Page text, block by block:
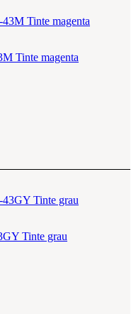
Tinte magenta
Tinte grau